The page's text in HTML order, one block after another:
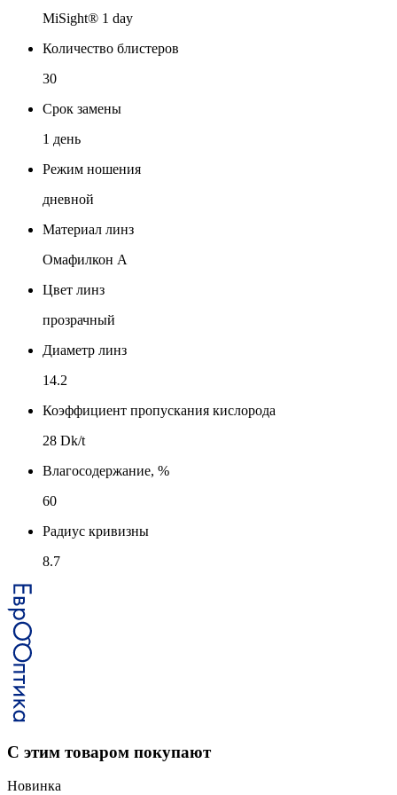
MiSight® 1 day
Количество блистеров
30
Срок замены
1 день
Режим ношения
дневной
Материал линз
Омафилкон А
Цвет линз
прозрачный
Диаметр линз
14.2
Коэффициент пропускания кислорода
28 Dk/t
Влагосодержание, %
60
Радиус кривизны
8.7
С этим товаром покупают
Новинка